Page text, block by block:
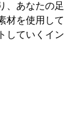
、あなたの足
材を使用して
していくイン